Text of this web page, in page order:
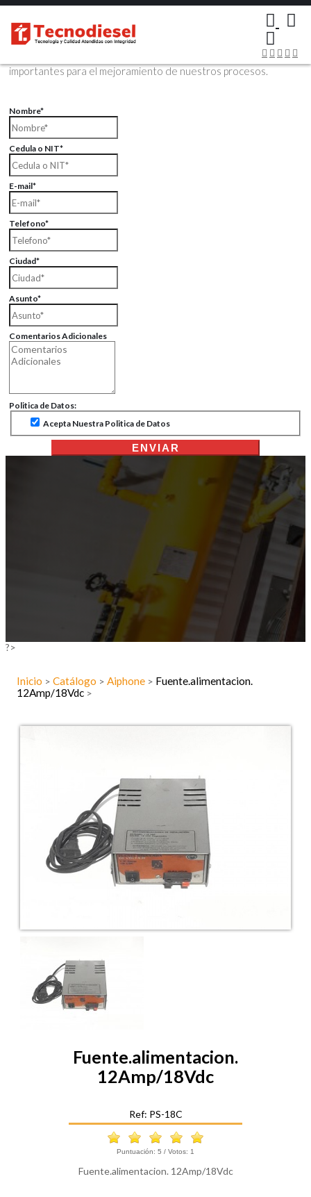
Contáctenos Vía Email
Envíenos sus datos con sus comentarios, sus opiniones son muy
importantes para el mejoramiento de nuestros procesos.
Nombre*
Cedula o NIT*
E-mail*
Telefono*
Ciudad*
Asunto*
Comentarios Adicionales
Politica de Datos:
Acepta Nuestra Politica de Datos
ENVIAR
?>
Inicio > Catálogo > Aiphone > Fuente.alimentacion.
12Amp/18Vdc >
Fuente.alimentacion.
12Amp/18Vdc
Ref: PS-18C
Puntuación: 5 / Votos: 1
Fuente.alimentacion. 12Amp/18Vdc